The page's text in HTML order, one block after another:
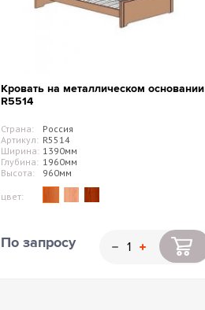
Кровать на металлическом основании
R5514
Страна:
Россия
Артикул: R5514
Ширина: 1390мм
Глубина: 1960мм
Высота:
960мм
цвет:
По запросу